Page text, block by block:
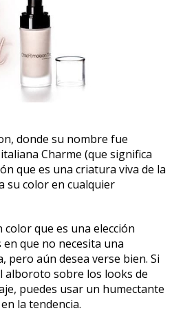
donde su nombre fue
Charme (que significa
que es una criatura viva de la
su color en cualquier
color que es una elección
que no necesita una
pero aún desea verse bien. Si
alboroto sobre los looks de
puedes usar un humectante
la tendencia.